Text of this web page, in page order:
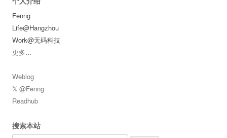
Fenng
Life@Hangzhou
Work@无码科技
更多...
Weblog
𝕏 @Fenng
Readhub
搜索本站